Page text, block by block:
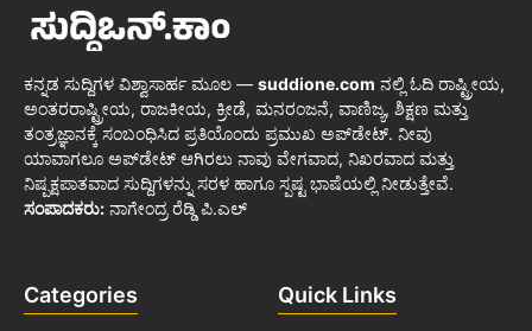
ಕನ್ನಡ ಸುದ್ದಿಗಳ ವಿಶ್ವಾಸಾರ್ಹ ಮೂಲ — suddione.com ನಲ್ಲಿ ಓದಿ ರಾಷ್ಟ್ರೀಯ,
ಅಂತರರಾಷ್ಟ್ರೀಯ, ರಾಜಕೀಯ, ಕ್ರೀಡೆ, ಮನರಂಜನೆ, ವಾಣಿಜ್ಯ, ಶಿಕ್ಷಣ ಮತ್ತು
ತಂತ್ರಜ್ಞಾನಕ್ಕೆ ಸಂಬಂಧಿಸಿದ ಪ್ರತಿಯೊಂದು ಪ್ರಮುಖ ಅಪ್‌ಡೇಟ್. ನೀವು
ಯಾವಾಗಲೂ ಅಪ್‌ಡೇಟ್ ಆಗಿರಲು ನಾವು ವೇಗವಾದ, ನಿಖರವಾದ ಮತ್ತು
ನಿಷ್ಪಕ್ಷಪಾತವಾದ ಸುದ್ದಿಗಳನ್ನು ಸರಳ ಹಾಗೂ ಸ್ಪಷ್ಟ ಭಾಷೆಯಲ್ಲಿ ನೀಡುತ್ತೇವೆ.
ಸಂಪಾದಕರು: ನಾಗೇಂದ್ರ ರೆಡ್ಡಿ ಪಿ.ಎಲ್
Categories Quick Links